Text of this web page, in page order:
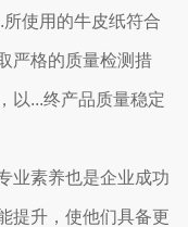
使用的牛皮纸符合
严格的质量检测措
以...终产品质量稳定
业素养也是企业成功
提升，使他们具备更